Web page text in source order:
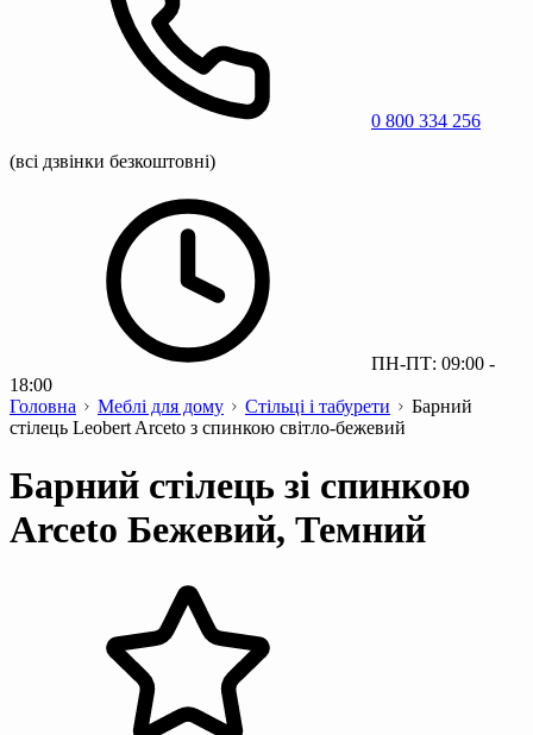
0 800 334 256
(всі дзвінки безкоштовні)
ПН-ПТ: 09:00 -
18:00
Головна
Меблі для дому Стільці і табурети
Барний
стілець Leobert Arceto з спинкою світло-бежевий
Барний стілець зі спинкою
Arceto Бежевий, Темний